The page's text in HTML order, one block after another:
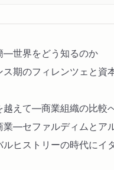
世界をどう知るのか
期のフィレンツェと資
えて―商業組織の比較
―セファルディムとア
ヒストリーの時代にイ